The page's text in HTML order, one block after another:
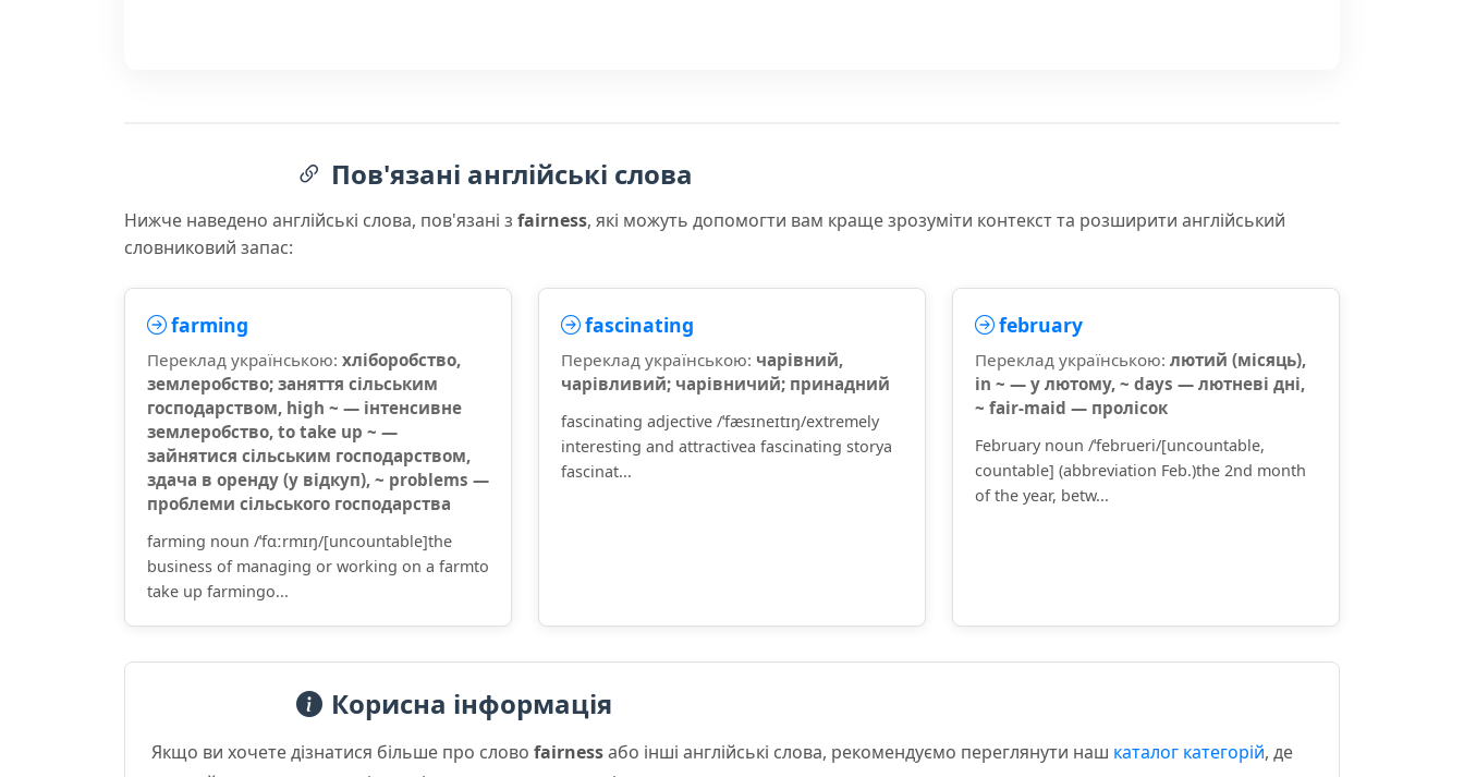
Пов'язані англійські слова
Нижче наведено англійські слова, пов'язані з fairness, які можуть допомогти вам краще зрозуміти контекст та розширити англійський
словниковий запас:
farming
Переклад українською: хліборобство,
землеробство; заняття сільським
господарством, high ~ — інтенсивне
землеробство, to take up ~ —
зайнятися сільським господарством,
здача в оренду (у відкуп), ~ problems —
проблеми сільського господарства
farming noun /ˈfɑːrmɪŋ/[uncountable]the
business of managing or working on a farmto
take up farmingo...
fascinating
Переклад українською: чарівний,
чарівливий; чарівничий; принадний
fascinating adjective /ˈfæsɪneɪtɪŋ/extremely
interesting and attractivea fascinating storya
fascinat...
february
Переклад українською: лютий (місяць),
in ~ — у лютому, ~ days — лютневі дні,
~ fair-maid — пролісок
February noun /ˈfebrueri/[uncountable,
countable] (abbreviation Feb.)the 2nd month
of the year, betw...
Корисна інформація
Якщо ви хочете дізнатися більше про слово fairnessабо інші англійські слова, рекомендуємо переглянути наш каталог категорій, де